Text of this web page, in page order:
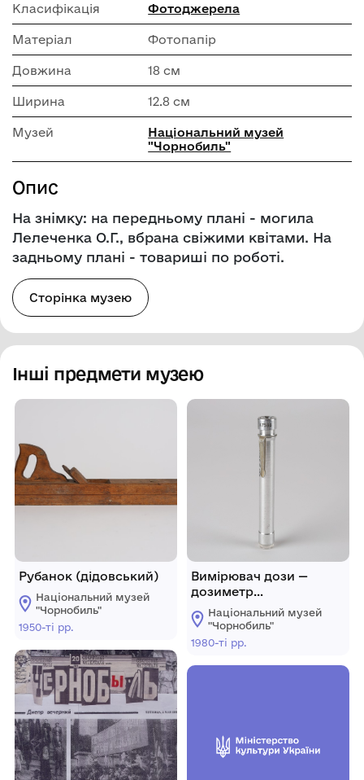
Класифікація Фотоджерела
Матеріал Фотопапір
Довжина 18 см
Ширина 12.8 см
Музей
Національний музей
"Чорнобиль"
Опис
На знімку: на передньому плані - могила
Лелеченка О.Г., вбрана свіжими квітами. На
задньому плані - товариші по роботі.
Сторінка музею
Інші предмети музею
Рубанок (дідовський)
Національний музей
"Чорнобиль"
1950-ті рр.
Вимірювач дози —
дозиметр
індивідуальний ДК-0,2
№ 47590 чергового
дозиметриста цеху
радіаційної безпеки
ЧАЕС Стіби Петра
Національний музей
"Чорнобиль"
1980-ті рр.